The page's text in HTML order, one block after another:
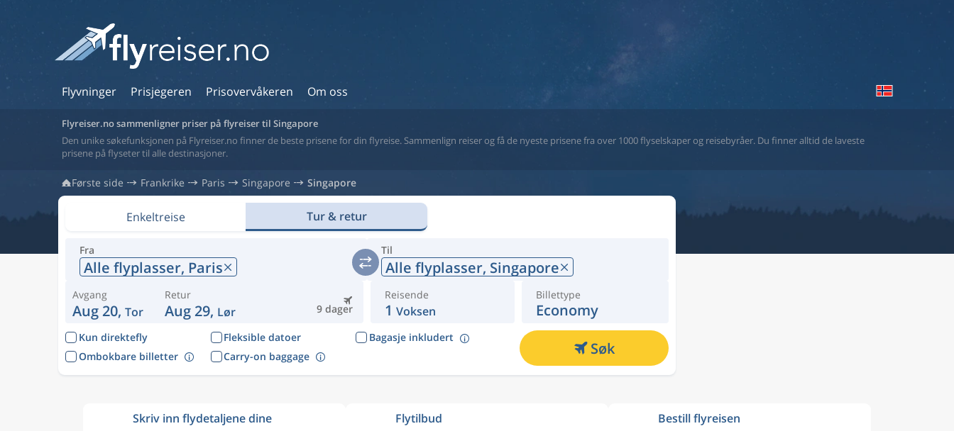
Flyvninger Prisjegeren Prisovervåkeren Om oss
Flyreiser.no sammenligner priser på flyreiser til Singapore
Den unike søkefunksjonen på Flyreiser.no finner de beste prisene for din flyreise. Sammenlign reiser og få de nyeste prisene fra over 1000 flyselskaper og reisebyråer. Du finner alltid de laveste
prisene på flyseter til alle destinasjoner.
Første side Frankrike Paris Singapore Singapore
Enkeltreise Tur & retur
Fra
Alle flyplasser, Paris
Til
Alle flyplasser, Singapore
Avgang
Aug 20, Tor 9 dager
Retur
Aug 29, Lør
Reisende
1 Voksen
Billettype
Economy
Kun direktefly Fleksible datoer
Bagasje inkludert
Ombokbare billetter
Carry-on baggage Søk
Skriv inn flydetaljene dine Flytilbud Bestill flyreisen